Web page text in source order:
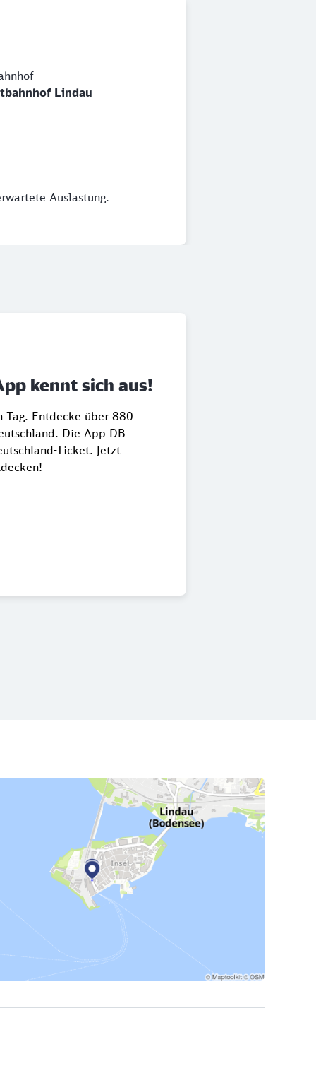
Lindau
Auslastung.
kennt sich aus!
Entdecke über 880
Die App DB
Ticket. Jetzt